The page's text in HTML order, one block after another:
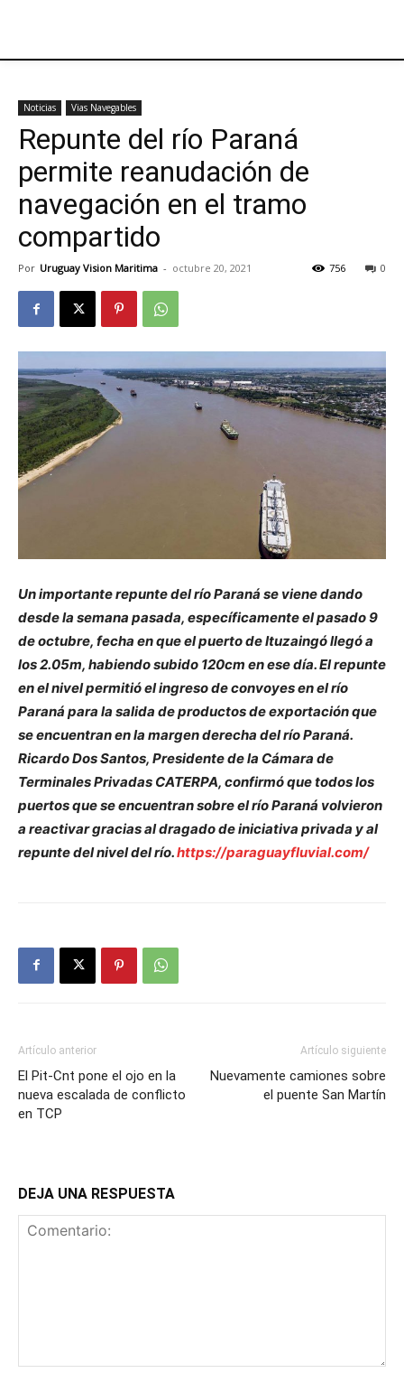
Noticias Vias Navegables
Repunte del río Paraná
permite reanudación de
navegación en el tramo
compartido
Por Uruguay Vision Maritima - octubre 20, 2021 0
756
Un importante repunte del río Paraná se viene dando
desde la semana pasada, específicamente el pasado 9
de octubre, fecha en que el puerto de Ituzaingó llegó a
los 2.05m, habiendo subido 120cm en ese día. El repunte
en el nivel permitió el ingreso de convoyes en el río
Paraná para la salida de productos de exportación que
se encuentran en la margen derecha del río Paraná.
Ricardo Dos Santos, Presidente de la Cámara de
Terminales Privadas CATERPA, confirmó que todos los
puertos que se encuentran sobre el río Paraná volvieron
a reactivar gracias al dragado de iniciativa privada y al
repunte del nivel del río.https://paraguayfluvial.com/
Artículo anterior
El Pit-Cnt pone el ojo en la
nueva escalada de conflicto
en TCP
Artículo siguiente
Nuevamente camiones sobre
el puente San Martín
DEJA UNA RESPUESTA